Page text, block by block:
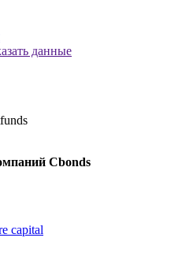
данные
Cbonds
capital